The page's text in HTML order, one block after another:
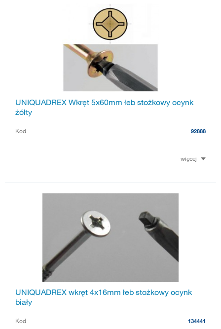
UNIQUADREX Wkręt 5x60mm łeb stożkowy ocynk
żółty
Kod 92888
więcej
UNIQUADREX wkręt 4x16mm łeb stożkowy ocynk
biały
Kod 134441